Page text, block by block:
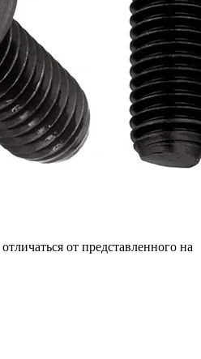
от представленного на